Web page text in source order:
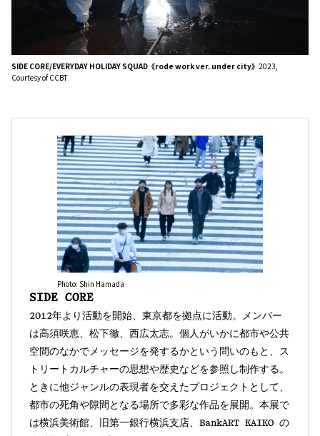
SIDE CORE/EVERYDAY HOLIDAY SQUAD《rode work ver. under city》 2023,
Courtesy of CCBT
Photo: Shin Hamada
SIDE CORE
2012年より活動を開始、東京都を拠点に活動。メンバー
は高須咲恵、松下徹、西広太志。個人がいかに都市や公共
空間のなかでメッセージを発するかという問いのもと、ス
トリートカルチャーの思想や歴史などを参照し制作する。
ときに他ジャンルの表現者を交えたプロジェクトとして、
都市の死角や隙間となる場所で多彩な作品を展開。本展で
は横浜美術館、旧第一銀行横浜支店、BankART KAIKO の